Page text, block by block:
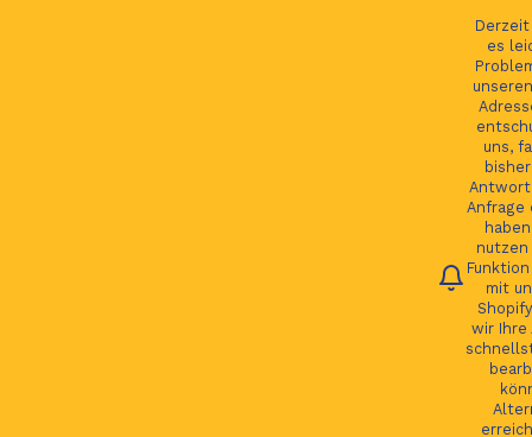
es
uns,
Antwort
Anfrage
nutzen
mit
wir Ihre